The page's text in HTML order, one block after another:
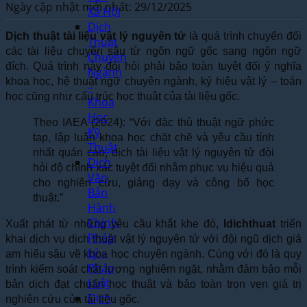
Xã Hội
Dịch
Thuật
Chuyên
Ngành
–
Khoa
Học
Kỹ
Thuật
Dịch
Văn
Bản
Hành
Chính
Pháp
Lý –
Pháp
Luật
Dịch
Ngày cập nhật mới nhất: 29/12/2025
Dịch thuật tài liệu vật lý nguyên tử là quá trình chuyển đổi
các tài liệu chuyên sâu từ ngôn ngữ gốc sang ngôn ngữ
đích. Quá trình này đòi hỏi phải bảo toàn tuyệt đối ý nghĩa
khoa học, hệ thuật ngữ chuyên ngành, ký hiệu vật lý – toán
học cũng như cấu trúc học thuật của tài liệu gốc.
Theo IAEA (2024): “Với đặc thù thuật ngữ phức
tạp, lập luận khoa học chặt chẽ và yêu cầu tính
nhất quán cao, dịch tài liệu vật lý nguyên tử đòi
hỏi độ chính xác tuyệt đối nhằm phục vụ hiệu quả
cho nghiên cứu, giảng dạy và công bố học
thuật.”
Xuất phát từ những yêu cầu khắt khe đó, Idichthuat triển
khai dịch vụ dịch thuật vật lý nguyên tử với đội ngũ dịch giả
am hiểu sâu về khoa học chuyên ngành. Cùng với đó là quy
trình kiểm soát chất lượng nghiêm ngặt, nhằm đảm bảo mỗi
bản dịch đạt chuẩn học thuật và bảo toàn trọn vẹn giá trị
nghiên cứu của tài liệu gốc.